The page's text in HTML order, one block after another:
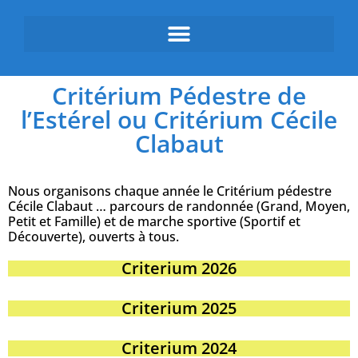
Critérium Pédestre de
l’Estérel ou Critérium Cécile
Clabaut
Nous organisons chaque année le Critérium pédestre
Cécile Clabaut … parcours de randonnée (Grand, Moyen,
Petit et Famille) et de marche sportive (Sportif et
Découverte), ouverts à tous.
Criterium 2026
Criterium 2025
Criterium 2024